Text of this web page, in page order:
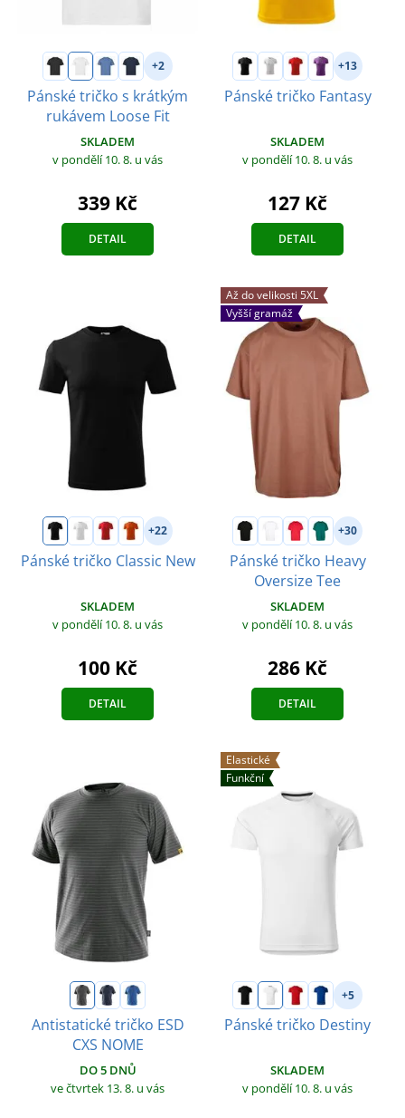
+2
Pánské tričko s krátkým
rukávem Loose Fit
SKLADEM
v pondělí 10. 8. u vás
339 Kč
DETAIL
+13
Pánské tričko Fantasy
SKLADEM
v pondělí 10. 8. u vás
127 Kč
DETAIL
+22
Pánské tričko Classic New
SKLADEM
v pondělí 10. 8. u vás
100 Kč
DETAIL
Až do velikosti 5XL
Vyšší gramáž
+30
Pánské tričko Heavy
Oversize Tee
SKLADEM
v pondělí 10. 8. u vás
286 Kč
DETAIL
Antistatické tričko ESD
CXS NOME
DO 5 DNŮ
ve čtvrtek 13. 8. u vás
Elastické
Funkční
+5
Pánské tričko Destiny
SKLADEM
v pondělí 10. 8. u vás